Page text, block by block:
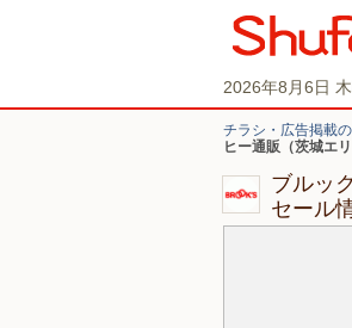
2026年8月6日
チラシ・広告掲載
ヒー通販（茨城エ
ブルッ
セール